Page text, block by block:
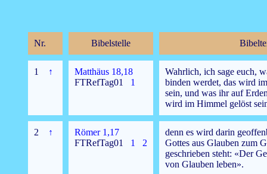
Nr. Bibelstelle
1 ↑
Matthäus 18,18
FTRefTag01 1
Wahrlich, ich sage euch,
binden werdet, das wird
sein, und was ihr auf
wird im Himmel gelöst
2 ↑
Römer 1,17
FTRefTag01 1 2
denn es wird darin
Gottes aus Glauben zum
geschrieben steht: «Der
von Glauben leben».